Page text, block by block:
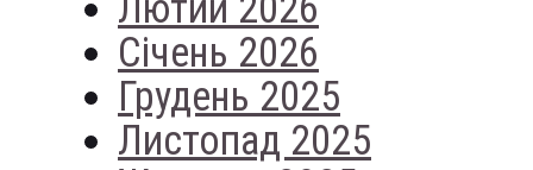
Січень 2026
Грудень 2025
Листопад 2025